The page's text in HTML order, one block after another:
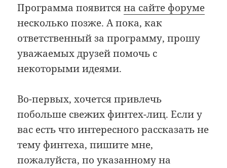
Программа появитсяна сайте форуме
несколько позже. А пока, как
ответственный за программу, прошу
уважаемых друзей помочь с
некоторыми идеями.
Во-первых, хочется привлечь
побольше свежих финтех-лиц. Если у
вас есть что интересного рассказать не
тему финтеха, пишите мне,
пожалуйста, по указанному на